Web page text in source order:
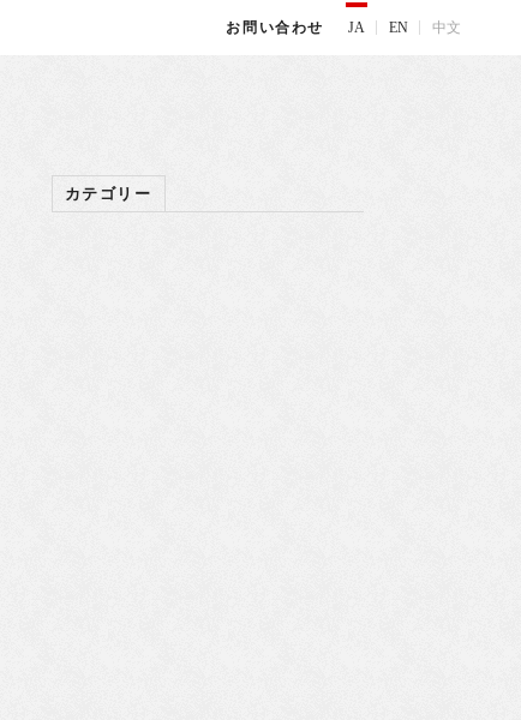
お問い合わせ JA EN 中文
カテゴリー